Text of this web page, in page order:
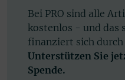
Bei PRO sind alle
kostenlos - und das
finanziert sich
Unterstützen Sie
Spende.